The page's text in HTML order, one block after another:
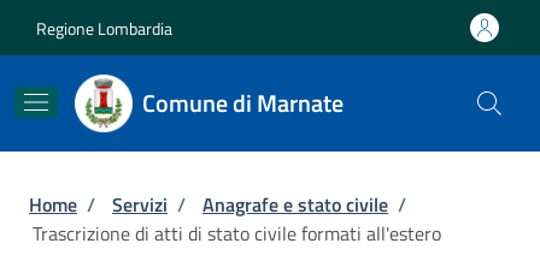
Regione Lombardia
Comune di Marnate
Briciole di pane
Home / Servizi / Anagrafe e stato civile /
Trascrizione di atti di stato civile formati all'estero